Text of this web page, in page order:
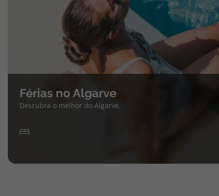
Férias no Algarve
Descubra o melhor do Algarve.